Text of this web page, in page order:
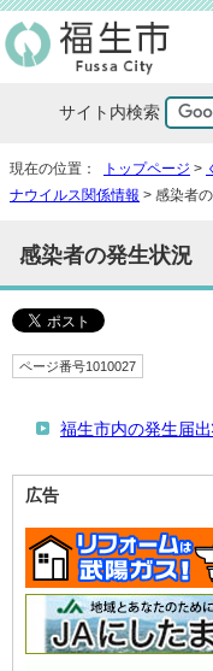
サイト内検索
現在の位置： トップページ >
ナウイルス関係情報 > 感染者
感染者の発生状況
ページ番号1010027
福生市内の発生届
広告